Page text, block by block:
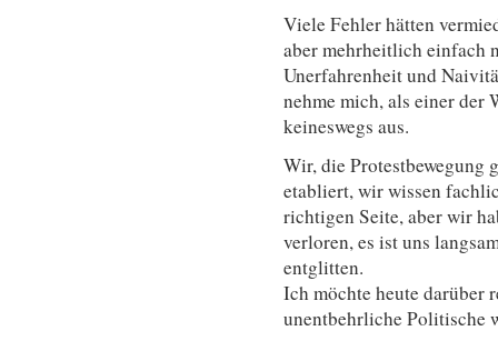
Viele Fehler hätten
aber mehrheitlich einfach
Unerfahrenheit und
nehme mich, als einer der
keineswegs aus.
Wir, die Protestbewegung
etabliert, wir wissen
richtigen Seite, aber wir
verloren, es ist uns
entglitten.
Ich möchte heute darüber
unentbehrliche Politische